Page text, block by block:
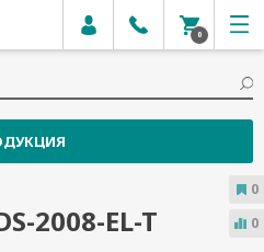
0
2008-EL-T
0
0